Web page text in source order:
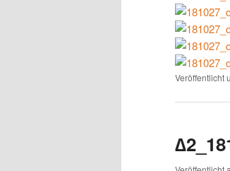
Veröffentlicht